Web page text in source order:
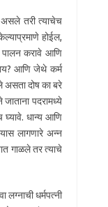
असले तरी त्याचेच
होईल,
पालन करावे आणि
आणि जेथे कर्म
असता दोष का बरे
पदरामध्ये
घ्यावे. धान्य आणि
लागणारे अन्न
गाळले तर त्याचे
धर्मपत्नी